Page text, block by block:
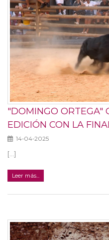
"DOMINGO ORTEGA"
EDICIÓN CON LA
14-04-2025
[...]
Leer más...